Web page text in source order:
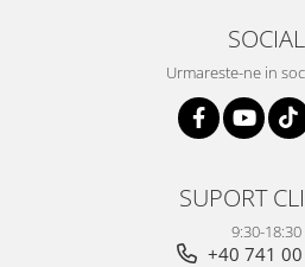
SOCIAL
Urmareste-ne in
SUPORT
9:30-18:30
+40 741